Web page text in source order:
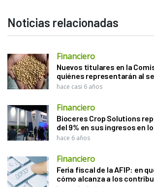
Noticias relacionadas
Financiero
Nuevos titulares en la
quiénes representarán al
hace casi 6 años
Financiero
Bioceres Crop Solutions
del 9% en sus ingresos en
hace 6 años
Financiero
Feria fiscal de la AFIP: en
cómo alcanza a los